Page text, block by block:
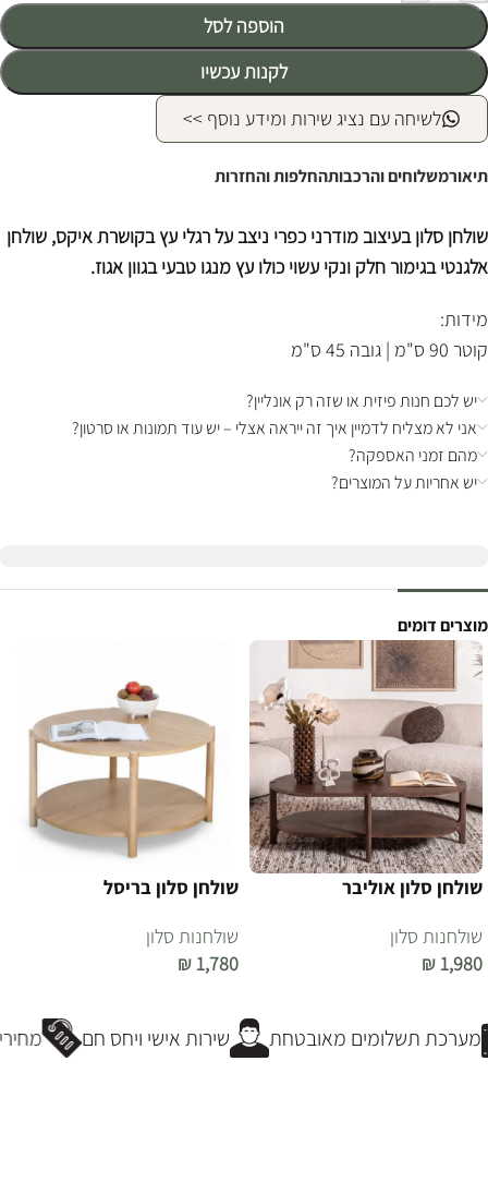
הוספה לסל
לקנות עכשיו
לשיחה עם נציג שירות ומידע נוסף >>
תיאורמשלוחים והרכבותהחלפות והחזרות
שולחן סלון בעיצוב מודרני כפרי ניצב על רגלי עץ בקושרת איקס, שולחן
אלגנטי בגימור חלק ונקי עשוי כולו עץ מנגו טבעי בגוון אגוז.
מידות:
קוטר 90 ס"מ | גובה 45 ס"מ
יש לכם חנות פיזית או שזה רק אונליין?
אני לא מצליח לדמיין איך זה ייראה אצלי – יש עוד תמונות או סרטון?
מהם זמני האספקה?
יש אחריות על המוצרים?
מוצרים דומים
שולחן סלון אוליבר
שולחנות סלון
₪ 1,980
שולחן סלון בריסל
שולחנות סלון
₪ 1,780
שירות אישי ויחס חם מערכת תשלומים מאובטחת